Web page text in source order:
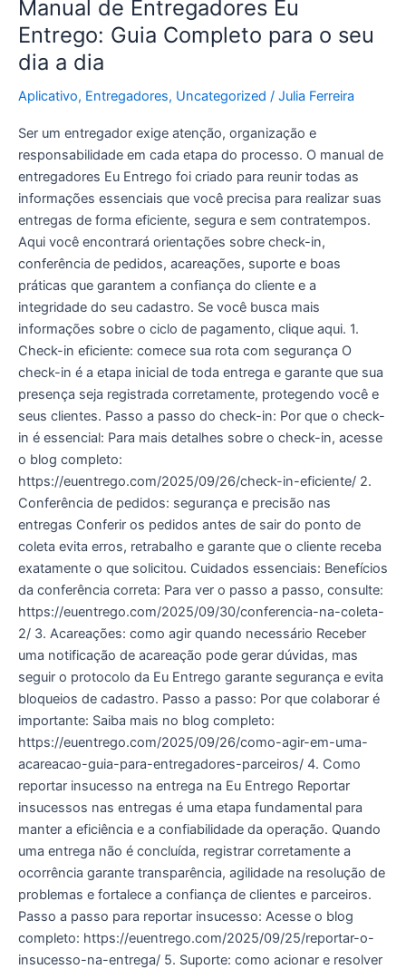
Manual de Entregadores Eu
Entrego: Guia Completo para o seu
dia a dia
Aplicativo, Entregadores, Uncategorized / Julia Ferreira
Ser um entregador exige atenção, organização e
responsabilidade em cada etapa do processo. O manual de
entregadores Eu Entrego foi criado para reunir todas as
informações essenciais que você precisa para realizar suas
entregas de forma eficiente, segura e sem contratempos.
Aqui você encontrará orientações sobre check-in,
conferência de pedidos, acareações, suporte e boas
práticas que garantem a confiança do cliente e a
integridade do seu cadastro. Se você busca mais
informações sobre o ciclo de pagamento, clique aqui. 1.
Check-in eficiente: comece sua rota com segurança O
check-in é a etapa inicial de toda entrega e garante que sua
presença seja registrada corretamente, protegendo você e
seus clientes. Passo a passo do check-in: Por que o check-
in é essencial: Para mais detalhes sobre o check-in, acesse
o blog completo:
https://euentrego.com/2025/09/26/check-in-eficiente/ 2.
Conferência de pedidos: segurança e precisão nas
entregas Conferir os pedidos antes de sair do ponto de
coleta evita erros, retrabalho e garante que o cliente receba
exatamente o que solicitou. Cuidados essenciais: Benefícios
da conferência correta: Para ver o passo a passo, consulte:
https://euentrego.com/2025/09/30/conferencia-na-coleta-
2/ 3. Acareações: como agir quando necessário Receber
uma notificação de acareação pode gerar dúvidas, mas
seguir o protocolo da Eu Entrego garante segurança e evita
bloqueios de cadastro. Passo a passo: Por que colaborar é
importante: Saiba mais no blog completo:
https://euentrego.com/2025/09/26/como-agir-em-uma-
acareacao-guia-para-entregadores-parceiros/ 4. Como
reportar insucesso na entrega na Eu Entrego Reportar
insucessos nas entregas é uma etapa fundamental para
manter a eficiência e a confiabilidade da operação. Quando
uma entrega não é concluída, registrar corretamente a
ocorrência garante transparência, agilidade na resolução de
problemas e fortalece a confiança de clientes e parceiros.
Passo a passo para reportar insucesso: Acesse o blog
completo: https://euentrego.com/2025/09/25/reportar-o-
insucesso-na-entrega/ 5. Suporte: como acionar e resolver
a
dia